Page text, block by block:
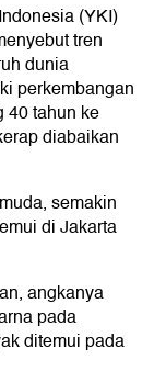
(YKI)
tren
dunia
perkembangan
40 tahun ke
diabaikan
semakin
di Jakarta
angkanya
pada
ditemui pada